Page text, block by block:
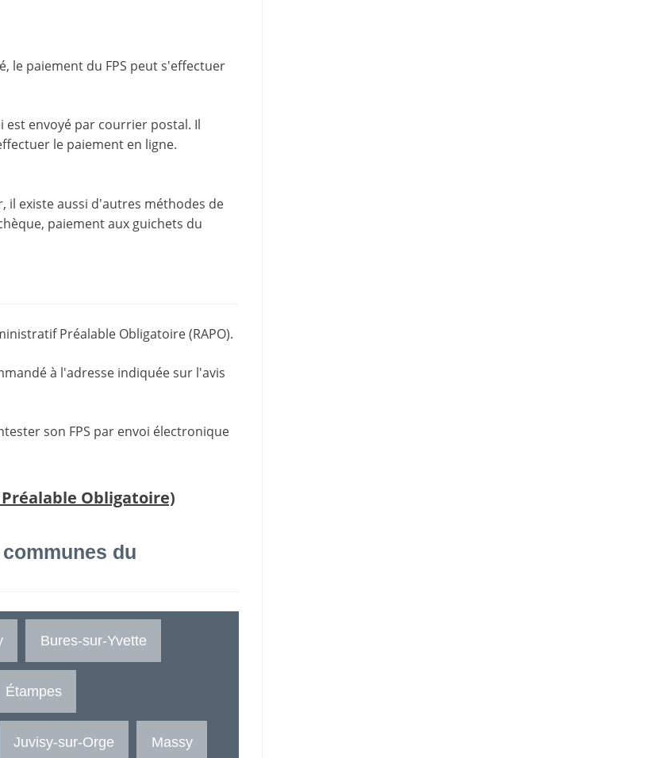
le paiement du FPS peut s'effectuer
est envoyé par courrier postal. Il
le paiement en ligne.
il existe aussi d'autres méthodes de
paiement aux guichets du
Préalable Obligatoire (RAPO).
à l'adresse indiquée sur l'avis
son FPS par envoi électronique
Obligatoire)
du
Bures-sur-Yvette
Étampes
Juvisy-sur-Orge Massy